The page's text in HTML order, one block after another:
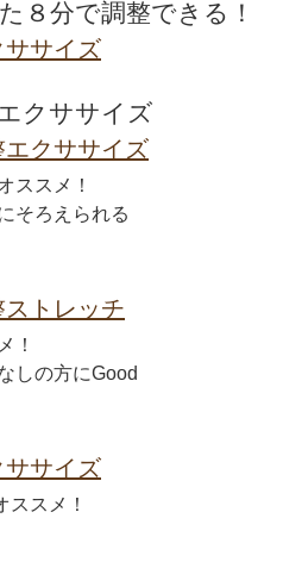
８分で調整できる！
サイズ
クササイズ
クササイズ
ススメ！
そろえられる
トレッチ
！
しの方にGood
サイズ
ススメ！